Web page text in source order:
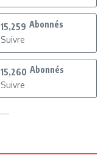
15,259 Abonnés
Suivre
15,260 Abonnés
Suivre